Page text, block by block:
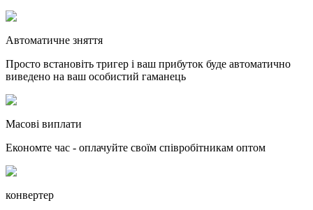
Автоматичне зняття
Просто встановіть тригер і ваш прибуток буде автоматично
виведено на ваш особистий гаманець
Масові виплати
Економте час - оплачуйте своїм співробітникам оптом
конвертер